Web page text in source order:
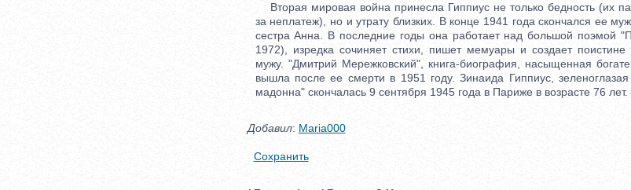
Вторая мировая война принесла Гиппиус не только бедность (их
за неплатеж), но и утрату близких. В конце 1941 года скончался ее
сестра Анна. В последние годы она работает над большой поэмой
1972), изредка сочиняет стихи, пишет мемуары и создает поистине
мужу. "Дмитрий Мережковский", книга-биография, насыщенная
вышла после ее смерти в 1951 году. Зинаида Гиппиус, зеленоглазая
мадонна" скончалась 9 сентября 1945 года в Париже в возрасте 76 лет.
Добавил: Maria000
Сохранить